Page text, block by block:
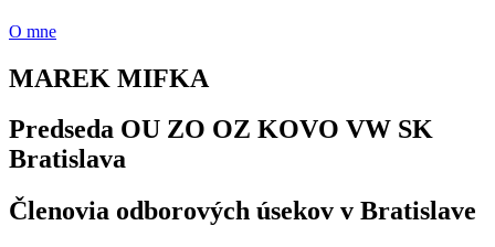
O mne
MAREK MIFKA
Predseda OU ZO OZ KOVO VW SK
Bratislava
Členovia odborových úsekov v Bratislave